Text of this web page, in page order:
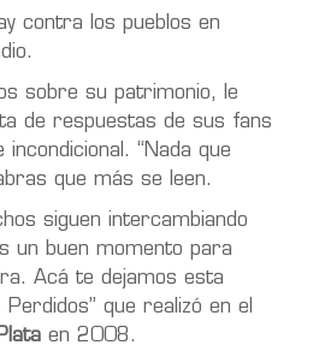
contra los pueblos en
sobre su patrimonio, le
de respuestas de sus fans
incondicional. “Nada que
que más se leen.
siguen intercambiando
un buen momento para
Acá te dejamos esta
que realizó en el
en 2008.